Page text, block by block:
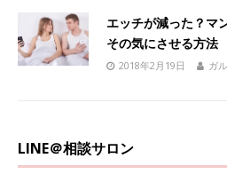
エッチが減った？マ
その気にさせる方法
2018年2月19日 ガ
LINE＠相談サロン